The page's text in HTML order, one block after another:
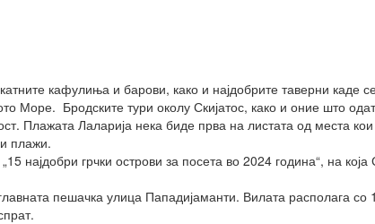
кафулиња и барови, како и најдобрите таверни каде
Море. Бродските тури околу Скијатос, како и оние што
Плажата Лаларија нека биде прва на листата од места
плажи.
најдобри грчки острови за посета во 2024 година“, на
пешачка улица Пападијаманти. Вилата располага